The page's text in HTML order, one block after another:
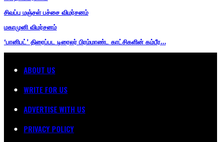
சிவப்பு மஞ்சள் பச்சை விமர்சனம்
மகாமுனி விமர்சனம்
‘பானிபட்’ திரைப்பட டிரைலர் பிரம்மாண்ட காட்சிகளின் கம்பீர…
ABOUT US
WRITE FOR US
ADVERTISE WITH US
PRIVACY POLICY